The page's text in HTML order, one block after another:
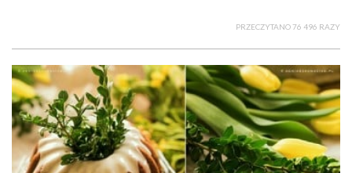
PRZECZYTANO 76 496 RAZY